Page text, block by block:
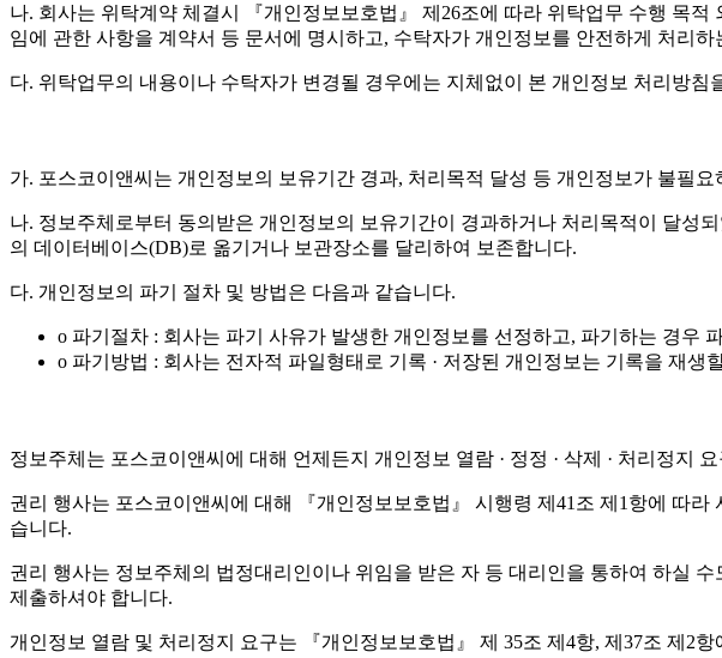
나. 회사는 위탁계약 체결시 『개인정보보호법』 제26조에 따라 위탁업무 수행 목
임에 관한 사항을 계약서 등 문서에 명시하고, 수탁자가 개인정보를 안전하게 처리
다. 위탁업무의 내용이나 수탁자가 변경될 경우에는 지체없이 본 개인정보 처리방침
가. 포스코이앤씨는 개인정보의 보유기간 경과, 처리목적 달성 등 개인정보가 불필
나. 정보주체로부터 동의받은 개인정보의 보유기간이 경과하거나 처리목적이 달성
의 데이터베이스(DB)로 옮기거나 보관장소를 달리하여 보존합니다.
다. 개인정보의 파기 절차 및 방법은 다음과 같습니다.
o 파기절차 : 회사는 파기 사유가 발생한 개인정보를 선정하고, 파기하는 경우
o 파기방법 : 회사는 전자적 파일형태로 기록 · 저장된 개인정보는 기록을 재
정보주체는 포스코이앤씨에 대해 언제든지 개인정보 열람 · 정정 · 삭제 · 처리정지
권리 행사는 포스코이앤씨에 대해 『개인정보보호법』 시행령 제41조 제1항에 따
습니다.
권리 행사는 정보주체의 법정대리인이나 위임을 받은 자 등 대리인을 통하여 하실
제출하셔야 합니다.
개인정보 열람 및 처리정지 요구는 『개인정보보호법』 제 35조 제4항, 제37조 제2